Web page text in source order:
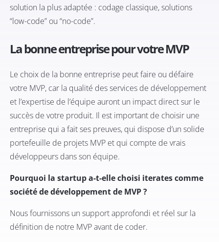
solution la plus adaptée : codage classique, solutions
“low-code” ou “no-code”.
La bonne entreprise pour votre MVP
Le choix de la bonne entreprise peut faire ou défaire
votre MVP, car la qualité des services de développement
et l’expertise de l’équipe auront un impact direct sur le
succès de votre produit. Il est important de choisir une
entreprise qui a fait ses preuves, qui dispose d’un solide
portefeuille de projets MVP et qui compte de vrais
développeurs dans son équipe.
Pourquoi la startup a-t-elle choisi iteratescomme
société de développement de MVP ?
Nous fournissons un support approfondi et réel sur la
définition de notre MVP avant de coder.